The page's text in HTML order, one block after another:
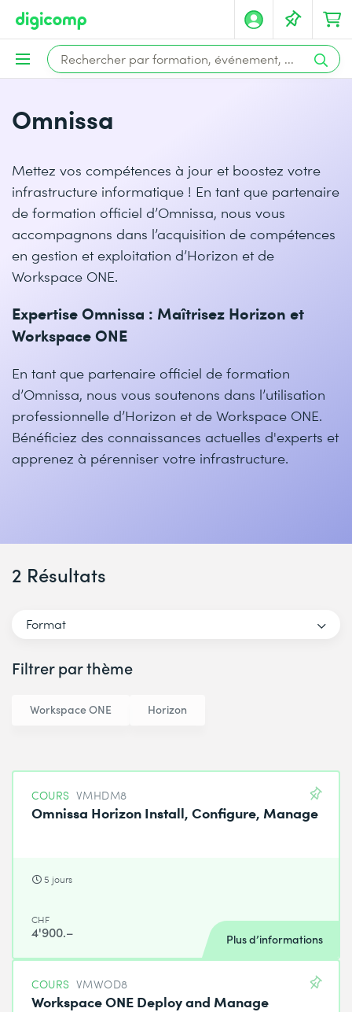
Omnissa
Mettez vos compétences à jour et boostez votre
infrastructure informatique ! En tant que partenaire
de formation officiel d’Omnissa, nous vous
accompagnons dans l’acquisition de compétences
en gestion et exploitation d’Horizon et de
Workspace ONE.
Expertise Omnissa : Maîtrisez Horizon et
Workspace ONE
En tant que partenaire officiel de formation
d’Omnissa, nous vous soutenons dans l’utilisation
professionnelle d’Horizon et de Workspace ONE.
Bénéficiez des connaissances actuelles d'experts et
apprenez à pérenniser votre infrastructure.
2 Résultats
Format
Filtrer par thème
Workspace ONE Horizon
COURS VMHDM8
Omnissa Horizon Install, Configure, Manage
5 jours
CHF
4'900.– Plus d’informations
COURS VMWOD8
Workspace ONE Deploy and Manage